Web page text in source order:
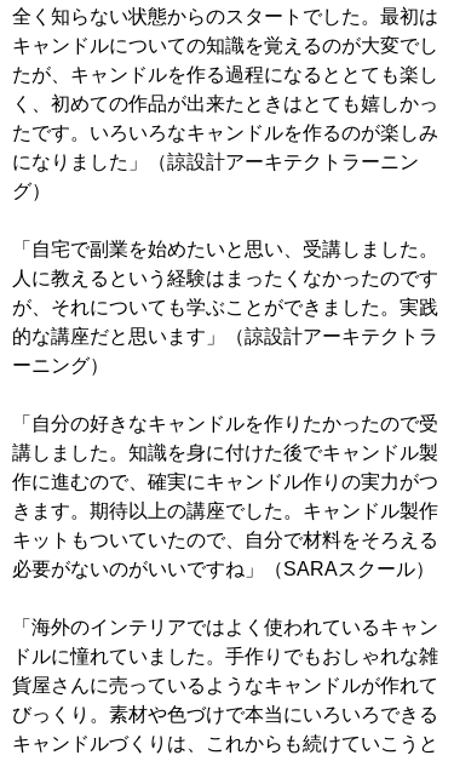
全く知らない状態からのスタートでした。最初は
キャンドルについての知識を覚えるのが大変でし
たが、キャンドルを作る過程になるととても楽し
く、初めての作品が出来たときはとても嬉しかっ
たです。いろいろなキャンドルを作るのが楽しみ
になりました」（諒設計アーキテクトラーニン
グ）
「自宅で副業を始めたいと思い、受講しました。
人に教えるという経験はまったくなかったのです
が、それについても学ぶことができました。実践
的な講座だと思います」（諒設計アーキテクトラ
ーニング）
「自分の好きなキャンドルを作りたかったので受
講しました。知識を身に付けた後でキャンドル製
作に進むので、確実にキャンドル作りの実力がつ
きます。期待以上の講座でした。キャンドル製作
キットもついていたので、自分で材料をそろえる
必要がないのがいいですね」（SARAスクール）
「海外のインテリアではよく使われているキャン
ドルに憧れていました。手作りでもおしゃれな雑
貨屋さんに売っているようなキャンドルが作れて
びっくり。素材や色づけで本当にいろいろできる
キャンドルづくりは、これからも続けていこうと